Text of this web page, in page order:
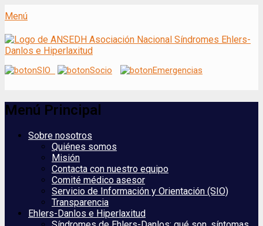
Menú
ANSEDH
Asociación Nacional del Síndrome de
Ehlers-Danlos e Hiperlaxitud
Menú Principal
Saltar
contenido
Sobre nosotros
Quiénes somos
Misión
Contacta con nuestro equipo
Comité médico asesor
Servicio de Información y Orientación (SIO)
Transparencia
Ehlers-Danlos e Hiperlaxitud